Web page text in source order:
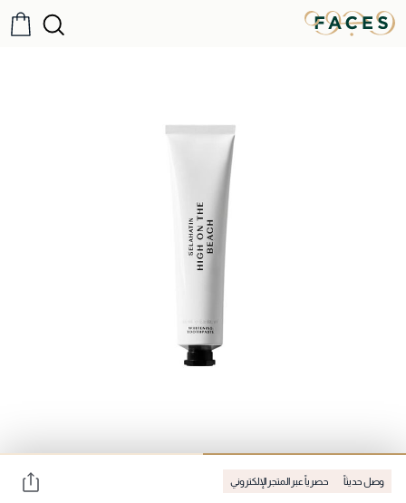
وصل حديثاً حصرياً عبر المتجر الإلكتروني